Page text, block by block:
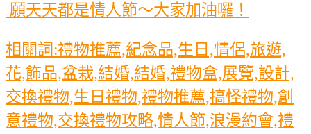
願天天都是情人節～大家加油囉！
相關詞:禮物推薦,紀念品,生日,情侶,旅遊,
花,飾品,盆栽,結婚,結婚,禮物盒,展覽,設計,
交換禮物,生日禮物,禮物推薦,搞怪禮物,創
意禮物,交換禮物攻略,情人節,浪漫約會,禮